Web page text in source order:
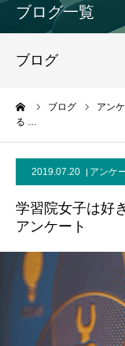
ブログ一覧
ブログ
ブログ アン
る …
2019.07.20 アンケ
学習院女子は好
アンケート